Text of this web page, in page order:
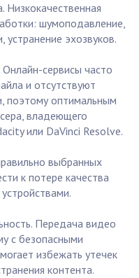
Низкокачественная
шумоподавление,
устранение эхозвуков.
Онлайн-сервисы часто
и отсутствуют
поэтому оптимальным
владеющего
или DaVinci Resolve.
выбранных
к потере качества
Передача видео
с безопасными
избежать утечек
контента.